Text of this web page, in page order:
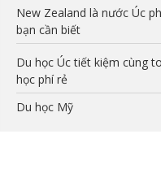
New Zealand là nước Úc
bạn cần biết
Du học Úc tiết kiệm cùng
học phí rẻ
Du học Mỹ